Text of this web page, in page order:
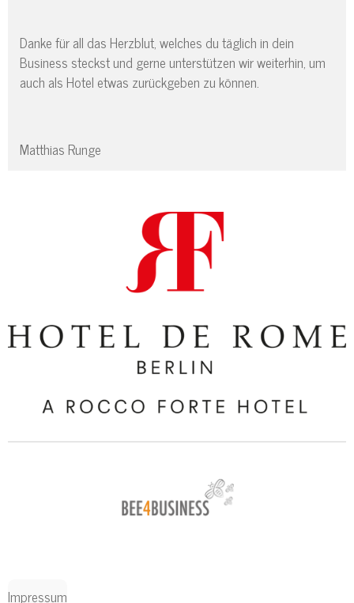
Danke für all das Herzblut, welches du täglich in dein
Business steckst und gerne unterstützen wir weiterhin, um
auch als Hotel etwas zurückgeben zu können.
Matthias Runge
Impressum